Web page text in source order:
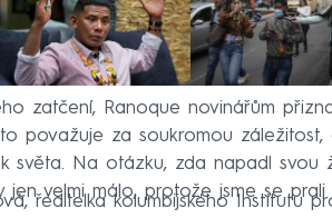
zatčení, Ranoque novinářům
považuje za soukromou záležitost,
světa. Na otázku, zda napadl svou
jen velmi málo, protože jsme se prali
ředitelka kolumbijského Institutu